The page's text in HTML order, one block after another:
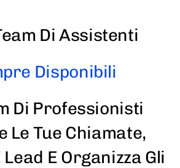
Di Assistenti
Disponibili
Di Professionisti
Le Tue Chiamate,
E Organizza Gli